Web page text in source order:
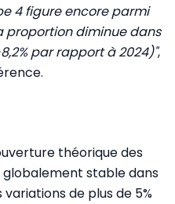
4 figure encore parmi
proportion diminue dans
par rapport à 2024)",
théorique des
stable dans
variations de plus de 5%